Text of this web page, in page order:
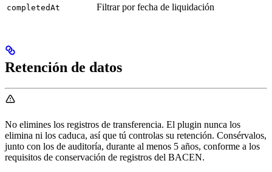
completedAt Filtrar por fecha de liquidación
Retención de datos
No elimines los registros de transferencia. El plugin nunca los
elimina ni los caduca, así que tú controlas su retención. Consérvalos,
junto con los de auditoría, durante al menos 5 años, conforme a los
requisitos de conservación de registros del BACEN.